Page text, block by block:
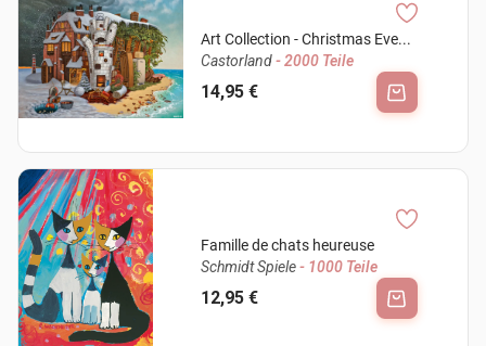
Art Collection - Christmas Eve...
Castorland- 2000 Teile
14,95 €
Famille de chats heureuse
Schmidt Spiele- 1000 Teile
12,95 €